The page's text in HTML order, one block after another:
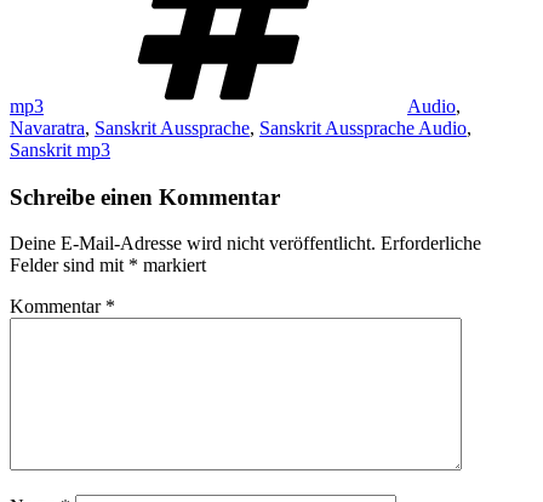
mp3 Audio,
Navaratra, Sanskrit Aussprache, Sanskrit Aussprache Audio,
Sanskrit mp3
Schreibe einen Kommentar
Deine E-Mail-Adresse wird nicht veröffentlicht. Erforderliche
Felder sind mit * markiert
Kommentar *